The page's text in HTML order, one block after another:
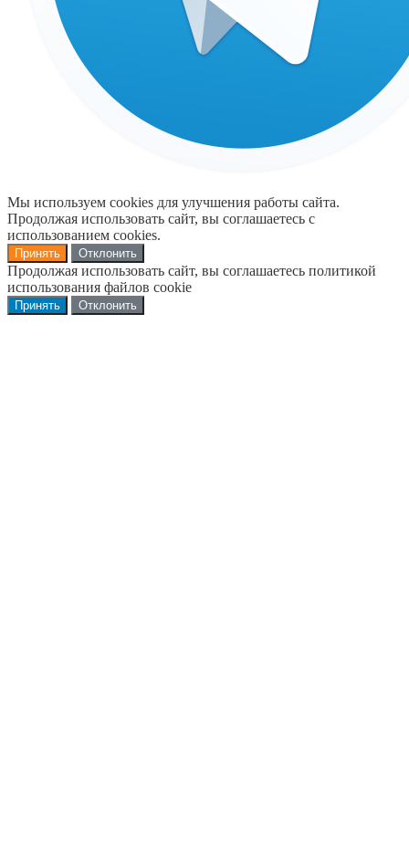
Мы используем cookies для улучшения работы сайта.
Продолжая использовать сайт, вы соглашаетесь с
использованием cookies.
Принять Отклонить
Продолжая использовать сайт, вы соглашаетесь политикой
использования файлов cookie
Принять Отклонить